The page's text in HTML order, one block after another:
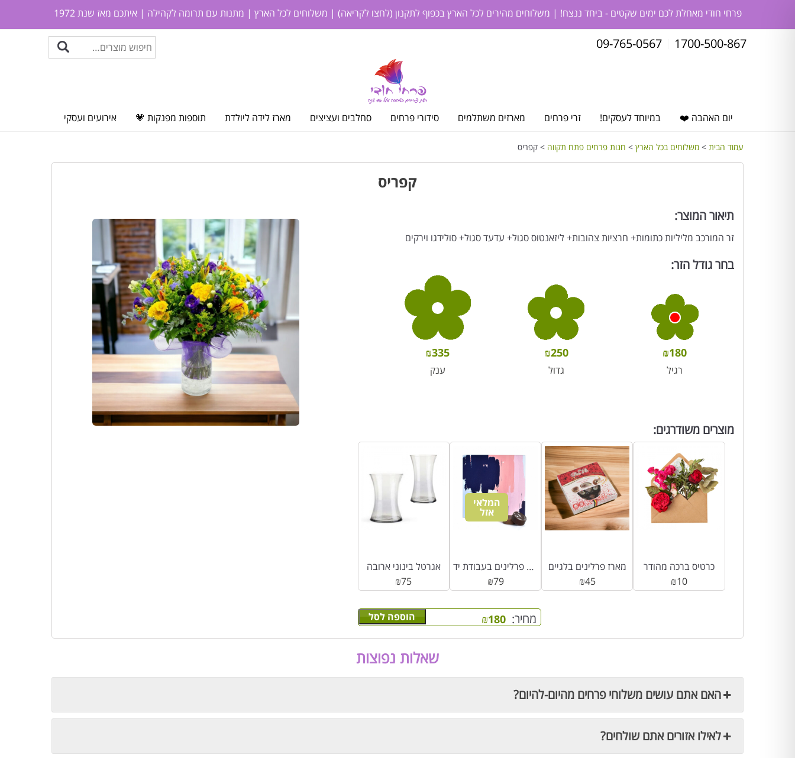
פרחי חודי מאחלת לכם ימים שקטים - ביחד ננצח! | משלוחים מהירים לכל הארץ בכפוף לתקנון (לחצו לקריאה) | משלוחים לכל הארץ | מתנות עם תרומה לקהילה | איתכם מאז שנת 1972
1700-500-867
09-765-0567
יום האהבה ❤️ במיוחד לעסקים! זרי פרחים מארזים משתלמים סידורי פרחים סחלבים ועציצים מארז לידה ליולדת תוספות מפנקות 💗 אירועים ועסקי
עמוד הבית > משלוחים בכל הארץ > חנות פרחים פתח תקווה > קפריס
קפריס
תיאור המוצר:
זר המורכב מליליות כתומות+ חרציות צהובות+ ליזאנטוס סגול+ עדעד סגול+ סולידגו וירקים
בחר גודל הזר:
₪180
רגיל
₪250
גדול
₪335
ענק
מחיר: ₪180 הוספה לסל
מוצרים משודרגים:
אגרטל בינוני ארובה
₪75
המלאי
אזל
מארז אורנת מתיקות – פרלינים בעבודת יד
₪79
מארז פרלינים בלגיים
₪45
כרטיס ברכה מהודר
₪10
שאלות נפוצות
האם אתם עושים משלוחי פרחים מהיום-להיום?
לאילו אזורים אתם שולחים?